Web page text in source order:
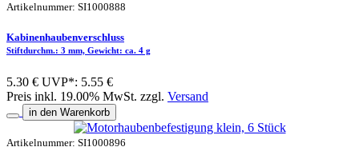
Artikelnummer: SI1000888
Kabinenhaubenverschluss
Stiftdurchm.: 3 mm, Gewicht: ca. 4 g
5.30 € UVP*: 5.55 €
Preis inkl. 19.00% MwSt. zzgl. Versand
in den Warenkorb
Artikelnummer: SI1000896